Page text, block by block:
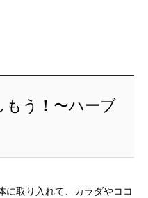
う！〜ハーブ
に取り入れて、カラダやココ